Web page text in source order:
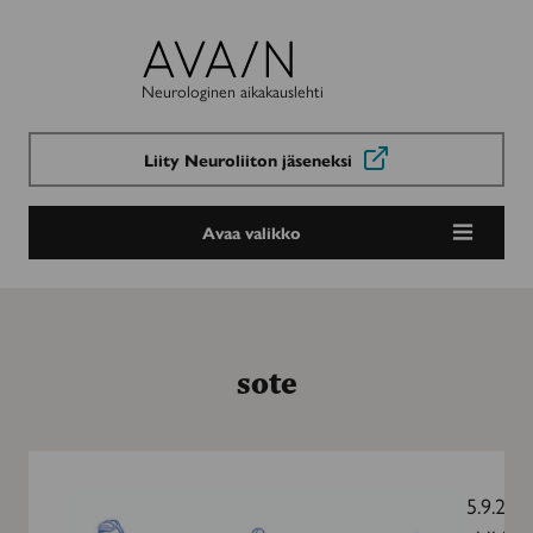
Avain-
lehti
Neurologinen aikakauslehti
Liity Neuroliiton jäseneksi
Avaa valikko
sote
lääkärille